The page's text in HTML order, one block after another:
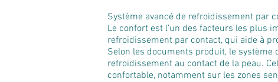
Système avancé de refroidissement par
Le confort est l’un des facteurs les plus
refroidissement par contact, qui aide à
Selon les documents produit, le
refroidissement au contact de la peau.
confortable, notamment sur les zones